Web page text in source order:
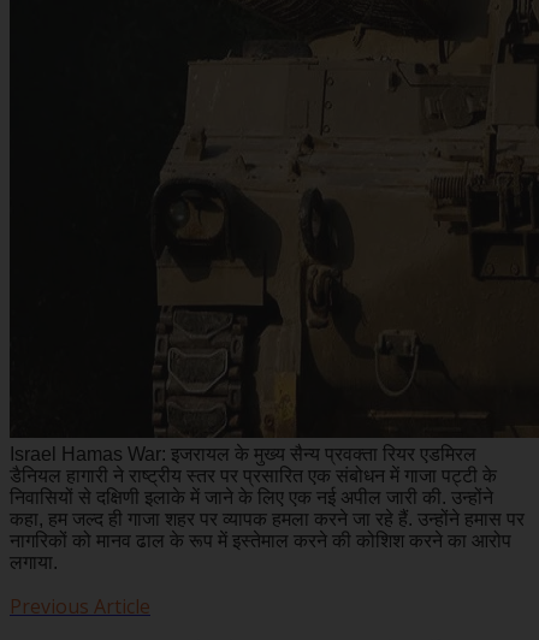
Israel Hamas War: इजरायल के मुख्य सैन्य प्रवक्ता रियर एडमिरल
डैनियल हागारी ने राष्ट्रीय स्तर पर प्रसारित एक संबोधन में गाजा पट्टी के
निवासियों से दक्षिणी इलाके में जाने के लिए एक नई अपील जारी की. उन्होंने
कहा, हम जल्द ही गाजा शहर पर व्यापक हमला करने जा रहे हैं. उन्होंने हमास पर
नागरिकों को मानव ढाल के रूप में इस्तेमाल करने की कोशिश करने का आरोप
लगाया.
Previous Article